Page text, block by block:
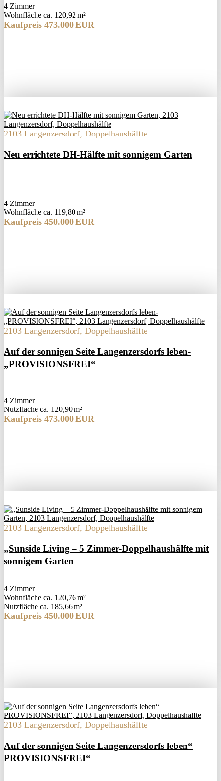
4 Zimmer
Wohnfläche ca. 120,92 m²
Kaufpreis 473.000 EUR
2103 Langenzersdorf, Doppelhaushälfte
Neu errichtete DH-Hälfte mit sonnigem Garten
4 Zimmer
Wohnfläche ca. 119,80 m²
Kaufpreis 450.000 EUR
2103 Langenzersdorf, Doppelhaushälfte
Auf der sonnigen Seite Langenzersdorfs leben-
„PROVISIONSFREI“
4 Zimmer
Nutzfläche ca. 120,90 m²
Kaufpreis 473.000 EUR
2103 Langenzersdorf, Doppelhaushälfte
„Sunside Living – 5 Zimmer-Doppelhaushälfte mit
sonnigem Garten
4 Zimmer
Wohnfläche ca. 120,76 m²
Nutzfläche ca. 185,66 m²
Kaufpreis 450.000 EUR
2103 Langenzersdorf, Doppelhaushälfte
Auf der sonnigen Seite Langenzersdorfs leben“
PROVISIONSFREI“